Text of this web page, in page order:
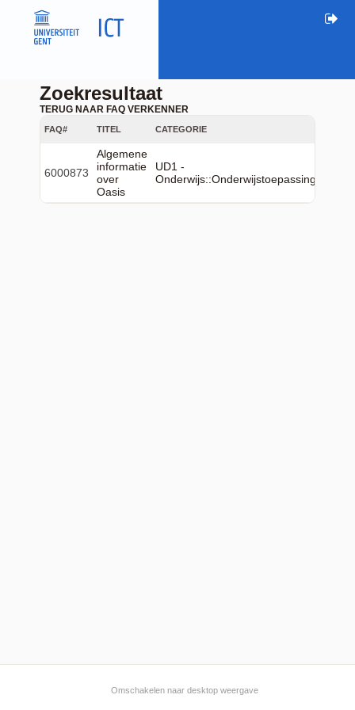
Zoekresultaat
TERUG NAAR FAQ VERKENNER
FAQ# TITEL CATEGORIE
6000873
Algemene
informatie
over
Oasis
UD1 -
Omschakelen naar desktop weergave